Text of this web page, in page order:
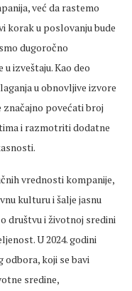
već da rastemo
korak u poslovanju bude
dugoročno
izveštaju. Kao deo
u obnovljive izvore
značajno povećati broj
i razmotriti dodatne
vrednosti kompanije,
kulturu i šalje jasnu
društvu i životnoj sredini
U 2024. godini
odbora, koji se bavi
sredine,